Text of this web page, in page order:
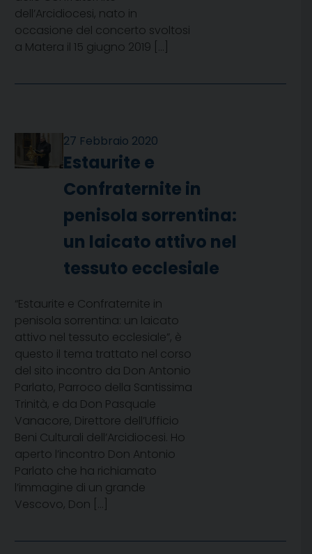
dell’Arcidiocesi, nato in
occasione del concerto svoltosi
a Matera il 15 giugno 2019 […]
27 Febbraio 2020
Estaurite e
Confraternite in
penisola sorrentina:
un laicato attivo nel
tessuto ecclesiale
“Estaurite e Confraternite in
penisola sorrentina: un laicato
attivo nel tessuto ecclesiale”, è
questo il tema trattato nel corso
del sito incontro da Don Antonio
Parlato, Parroco della Santissima
Trinità, e da Don Pasquale
Vanacore, Direttore dell’Ufficio
Beni Culturali dell’Arcidiocesi. Ho
aperto l’incontro Don Antonio
Parlato che ha richiamato
l’immagine di un grande
Vescovo, Don […]